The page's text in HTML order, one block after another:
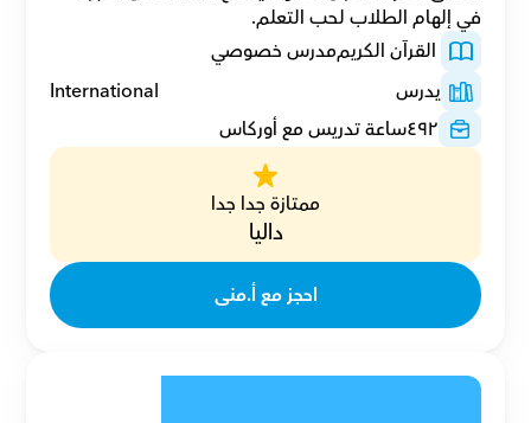
في إلهام الطلاب لحب التعلم.
القرآن الكريممدرس خصوصي
يدرس
International
٤٩٢ساعة تدريس مع أوركاس
ممتازة جدا جدا
داليا
احجز مع أ.منى